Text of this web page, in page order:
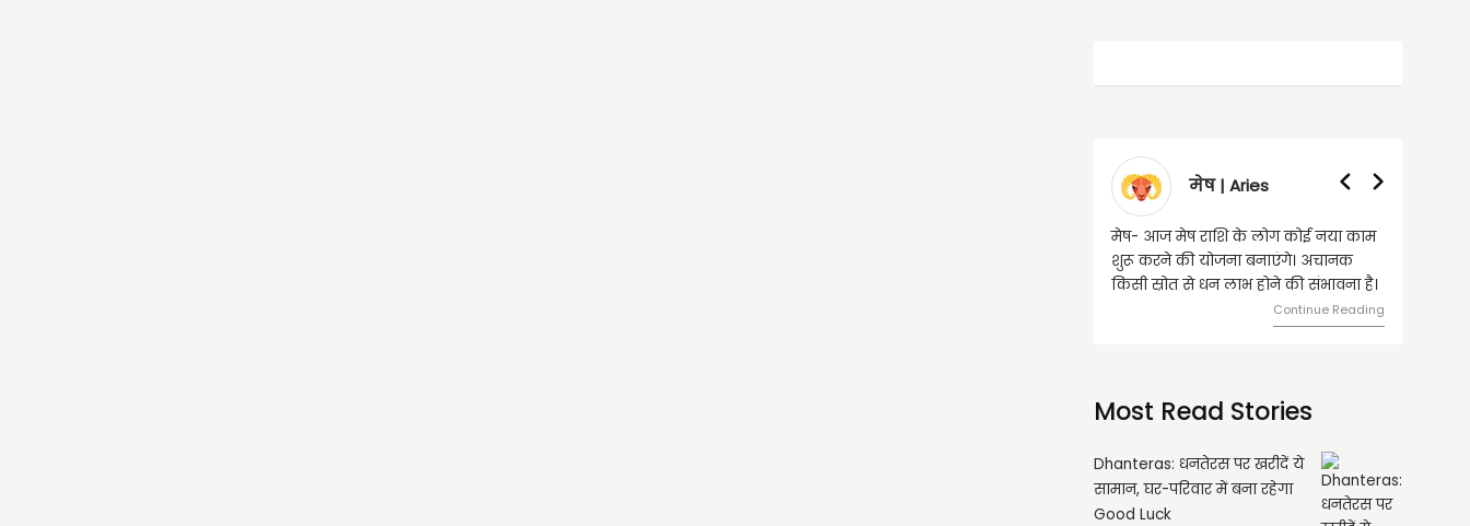
मेष | Aries
मेष- आज मेष राशि के लोग कोई नया काम
शुरू करने की योजना बनाएंगे। अचानक
किसी स्रोत से धन लाभ होने की संभावना है।
Continue Reading
वृष - आज ऐसे
दांपत्य जीवन में
Most Read Stories
Dhanteras: धनतेरस पर खरीदें ये
सामान, घर-परिवार में बना रहेगा
Good Luck